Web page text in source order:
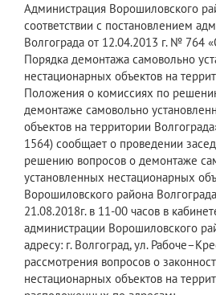
Администрация Ворошиловского
соответствии с постановлением
Волгограда от 12.04.2013 г. № 764
Порядка демонтажа самовольно
нестационарных объектов на
Положения о комиссиях по
демонтаже самовольно
объектов на территории
1564) сообщает о проведении
решению вопросов о демонтаже
установленных нестационарных
Ворошиловского района
21.08.2018г. в 11-00 часов в
администрации Ворошиловского
адресу: г. Волгоград, ул.
рассмотрения вопросов о
нестационарных объектов на